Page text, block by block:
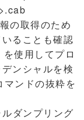
の取得のため
ることも確認
使用してプロ
ンシャルを検
ンドの抜粋を
ダンプリング